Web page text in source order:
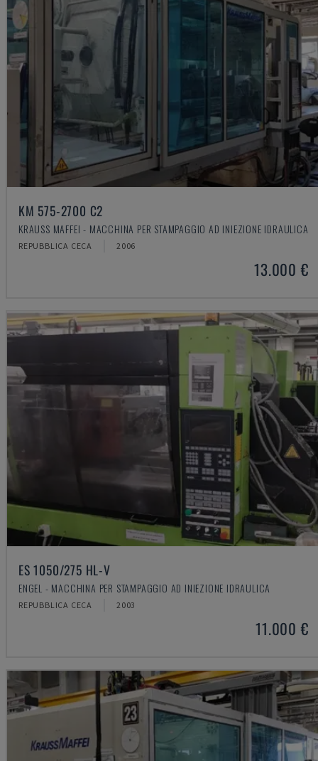
KM 575-2700 C2
KRAUSS MAFFEI - MACCHINA PER STAMPAGGIO AD INIEZIONE IDRAULICA
REPUBBLICA CECA 2006
13.000 €
ES 1050/275 HL-V
ENGEL - MACCHINA PER STAMPAGGIO AD INIEZIONE IDRAULICA
REPUBBLICA CECA 2003
11.000 €